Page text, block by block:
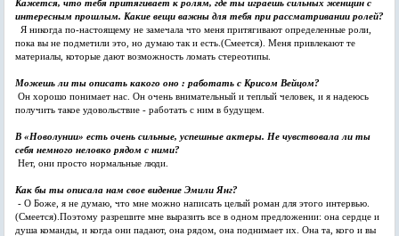
Кажется, что тебя притягивает к ролям, где ты играешь сильных женщин с
интересным прошлым. Какие вещи важны для тебя при рассматривании ролей?
Я никогда по-настоящему не замечала что меня притягивают определенные роли,
пока вы не подметили это, но думаю так и есть.(Смеется). Меня привлекают те
материалы, которые дают возможность ломать стереотипы.
Можешь ли ты описать какого оно : работать с Крисом Вейцом?
Он хорошо понимает нас. Он очень внимательный и теплый человек, и я надеюсь
получить такое удовольствие - работать с ним в будущем.
В «Новолунии» есть очень сильные, успешные актеры. Не чувствовала ли ты
себя немного неловко рядом с ними?
Нет, они просто нормальные люди.
Как бы ты описала нам свое видение Эмили Янг?
- О Боже, я не думаю, что мне можно написать целый роман для этого интервью.
(Смеется).Поэтому разрешите мне выразить все в одном предложении: она сердце и
душа команды, и когда они падают, она рядом, она поднимает их. Она та, кого и вы